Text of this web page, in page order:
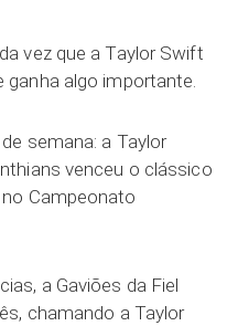
vez que a Taylor Swift
ganha algo importante.
semana: a Taylor
venceu o clássico
Campeonato
a Gaviões da Fiel
chamando a Taylor